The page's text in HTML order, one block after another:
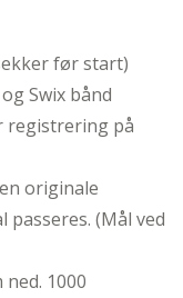
før start)
Swix bånd
registrering på
originale
(Mål ved
ned. 1000